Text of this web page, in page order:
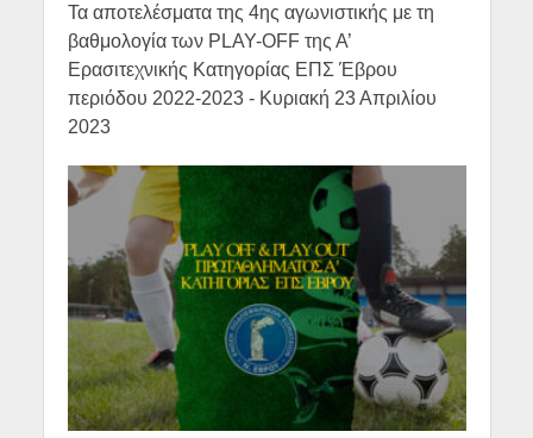
Τα αποτελέσματα της 4ης αγωνιστικής με τη
βαθμολογία των PLAY-OFF της Α’
Ερασιτεχνικής Κατηγορίας ΕΠΣ Έβρου
περιόδου 2022-2023 - Κυριακή 23 Απριλίου
2023